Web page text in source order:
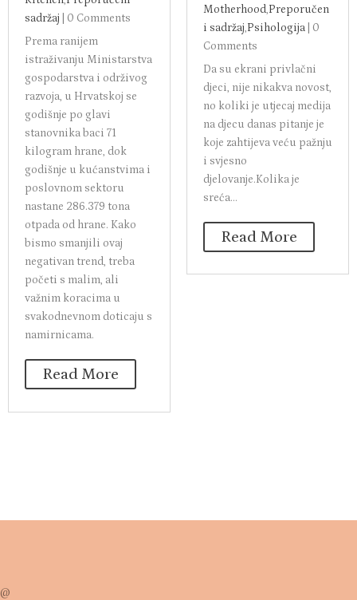
sadržaj
0 Comments
Prema ranijem
istraživanju Ministarstva
gospodarstva i održivog
razvoja, u Hrvatskoj se
godišnje po glavi
stanovnika baci 71
kilogram hrane, dok
godišnje u kućanstvima i
poslovnom sektoru
nastane 286.379 tona
otpada od hrane. Kako
bismo smanjili ovaj
negativan trend, treba
početi s malim, ali
važnim koracima u
svakodnevnom doticaju s
namirnicama.
Read More
Motherhood,Preporučen
i sadržaj,Psihologija
0
Comments
Da su ekrani privlačni
djeci, nije nikakva novost,
no koliki je utjecaj medija
na djecu danas pitanje je
koje zahtijeva veću pažnju
i svjesno
djelovanje.Kolika je
sreća...
Read More
@